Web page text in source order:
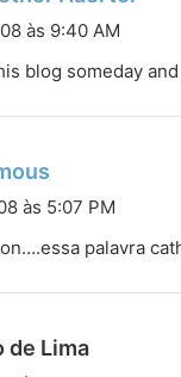
e
às 9:40 AM
blog someday
i
e
às 5:07 PM
palavra
de Lima